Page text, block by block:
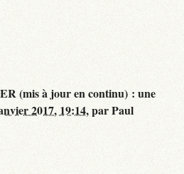
(mis à jour en continu) : une
2017, 19:14,parPaul